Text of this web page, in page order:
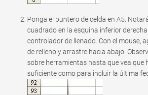
Ponga el puntero de celda en A5.
cuadrado en la esquina inferior derecha
controlador de llenado. Con el mouse,
de relleno y arrastre hacia abajo.
sobre herramientas hasta que vea que
suficiente como para incluir la última